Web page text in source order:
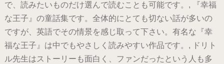
で、読みたいものだけ選んで読むことも可能です。, 『幸福
な王子』の童話集です。全体的にとても切ない話が多いの
ですが、英語でその情景を感じ取って下さい。有名な『幸
福な王子』は中でもやさしく読みやすい作品です。, ドリト
ル先生はストーリーも面白く、ファンだったという人も多